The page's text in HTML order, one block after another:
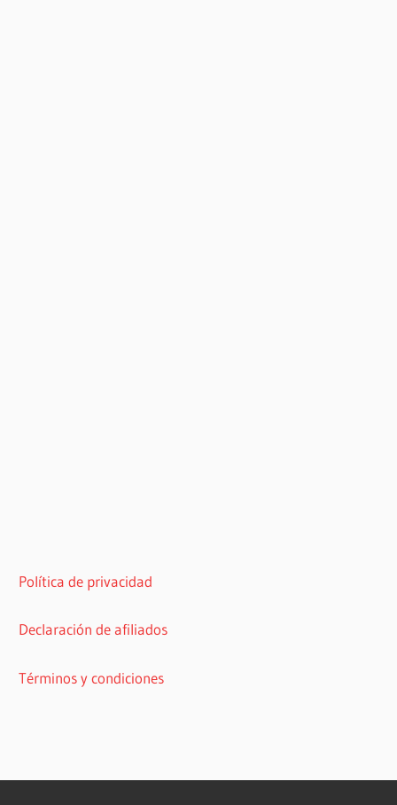
Política de privacidad
Declaración de afiliados
Términos y condiciones